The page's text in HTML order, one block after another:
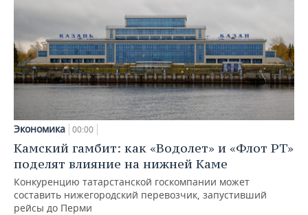
Экономика 00:00
Камский гамбит: как «Водолет» и «Флот РТ»
поделят влияние на нижней Каме
Конкуренцию татарстанской госкомпании может
составить нижегородский перевозчик, запустивший
рейсы до Перми